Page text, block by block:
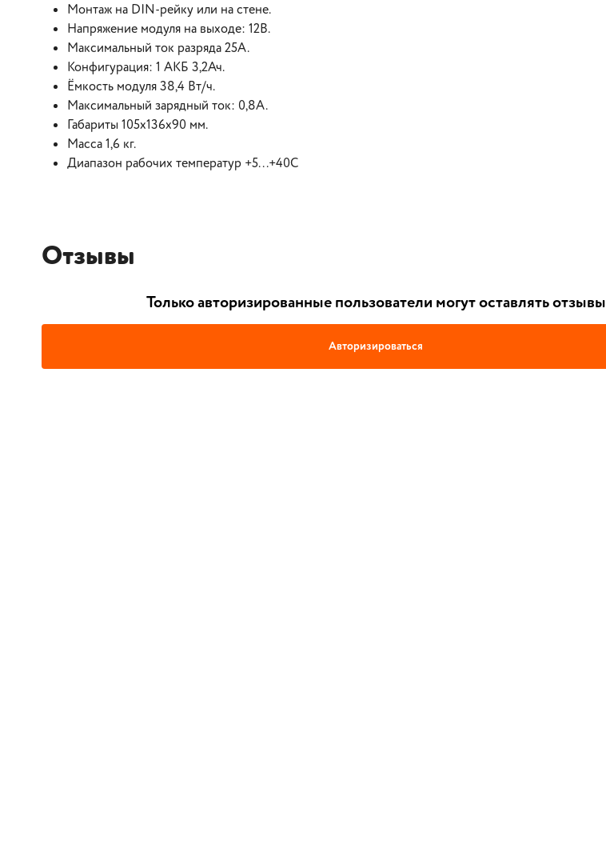
Монтаж на DIN-рейку или на стене.
Напряжение модуля на выходе: 12В.
Максимальный ток разряда 25А.
Конфигурация: 1 АКБ 3,2Ач.
Ёмкость модуля 38,4 Вт/ч.
Максимальный зарядный ток: 0,8А.
Габариты 105x136x90 мм.
Масса 1,6 кг.
Диапазон рабочих температур +5...+40С
Отзывы
Только авторизированные пользователи могут оставлять отзывы
Авторизироваться